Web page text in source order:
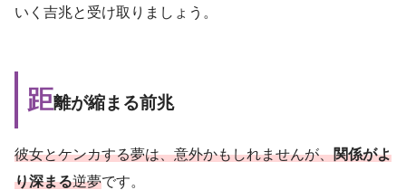
いく吉兆と受け取りましょう。
距離が縮まる前兆
彼女とケンカする夢は、意外かもしれませんが、関係がよ
り深まる逆夢です。